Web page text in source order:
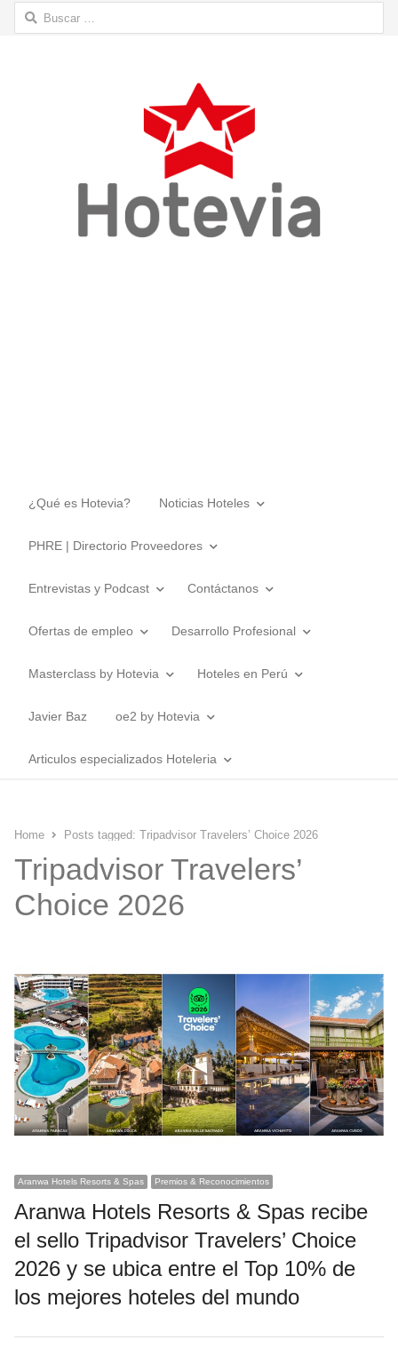
Buscar:
¿Qué es Hotevia? Noticias Hoteles
PHRE | Directorio Proveedores
Entrevistas y Podcast Contáctanos
Ofertas de empleo Desarrollo Profesional
Masterclass by Hotevia Hoteles en Perú
Javier Baz oe2 by Hotevia
Articulos especializados Hoteleria
Home Posts tagged: Tripadvisor Travelers’ Choice 2026
Tripadvisor Travelers’
Choice 2026
Aranwa Hotels Resorts & Spas Premios & Reconocimientos
Aranwa Hotels Resorts & Spas recibe
el sello Tripadvisor Travelers’ Choice
2026 y se ubica entre el Top 10% de
los mejores hoteles del mundo